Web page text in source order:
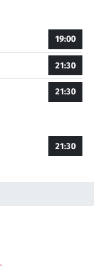
19:00
21:30
21:30
21:30